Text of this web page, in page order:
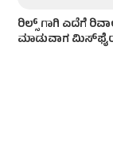
ರಿಲ್ಸ್ ಗಾಗಿ ಎದೆಗೆ
ಮಾಡುವಾಗ